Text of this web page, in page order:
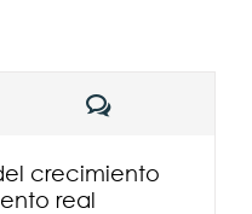
Comentarios
crecimiento
real